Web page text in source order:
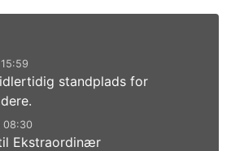
standplads for
08:30
Ekstraordinær